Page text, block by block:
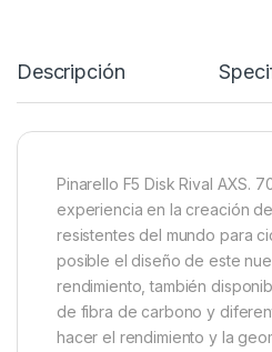
Descripción
Pinarello F5 Disk Rival AXS.
experiencia en la creación
resistentes del mundo para
posible el diseño de este
rendimiento, también
de fibra de carbono y
hacer el rendimiento y la